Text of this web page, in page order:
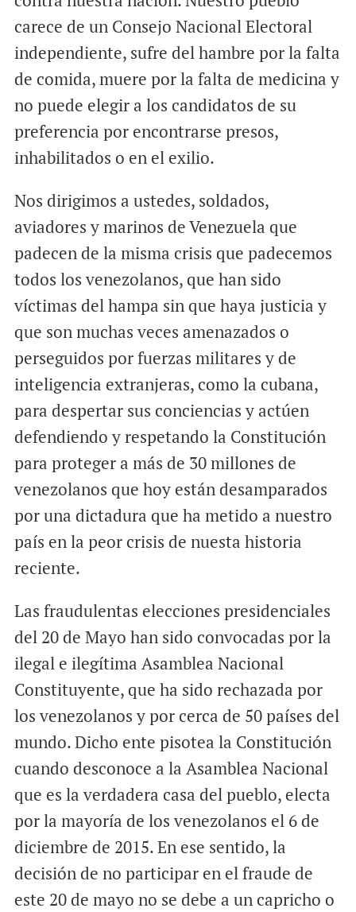
carece de un Consejo Nacional Electoral
independiente, sufre del hambre por la falta
de comida, muere por la falta de medicina y
no puede elegir a los candidatos de su
preferencia por encontrarse presos,
inhabilitados o en el exilio.
Nos dirigimos a ustedes, soldados,
aviadores y marinos de Venezuela que
padecen de la misma crisis que padecemos
todos los venezolanos, que han sido
víctimas del hampa sin que haya justicia y
que son muchas veces amenazados o
perseguidos por fuerzas militares y de
inteligencia extranjeras, como la cubana,
para despertar sus conciencias y actúen
defendiendo y respetando la Constitución
para proteger a más de 30 millones de
venezolanos que hoy están desamparados
por una dictadura que ha metido a nuestro
país en la peor crisis de nuesta historia
reciente.
Las fraudulentas elecciones presidenciales
del 20 de Mayo han sido convocadas por la
ilegal e ilegítima Asamblea Nacional
Constituyente, que ha sido rechazada por
los venezolanos y por cerca de 50 países del
mundo. Dicho ente pisotea la Constitución
cuando desconoce a la Asamblea Nacional
que es la verdadera casa del pueblo, electa
por la mayoría de los venezolanos el 6 de
diciembre de 2015. En ese sentido, la
decisión de no participar en el fraude de
este 20 de mayo no se debe a un capricho o